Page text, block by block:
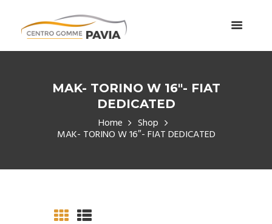
MAK- TORINO W 16″- FIAT
DEDICATED
Home Shop
MAK- TORINO W 16″- FIAT DEDICATED